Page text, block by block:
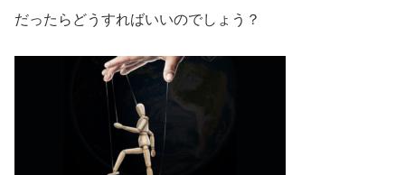
だったらどうすればいいのでしょう？